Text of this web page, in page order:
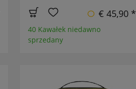
€ 45,90 *
40 Kawałek niedawno
sprzedany